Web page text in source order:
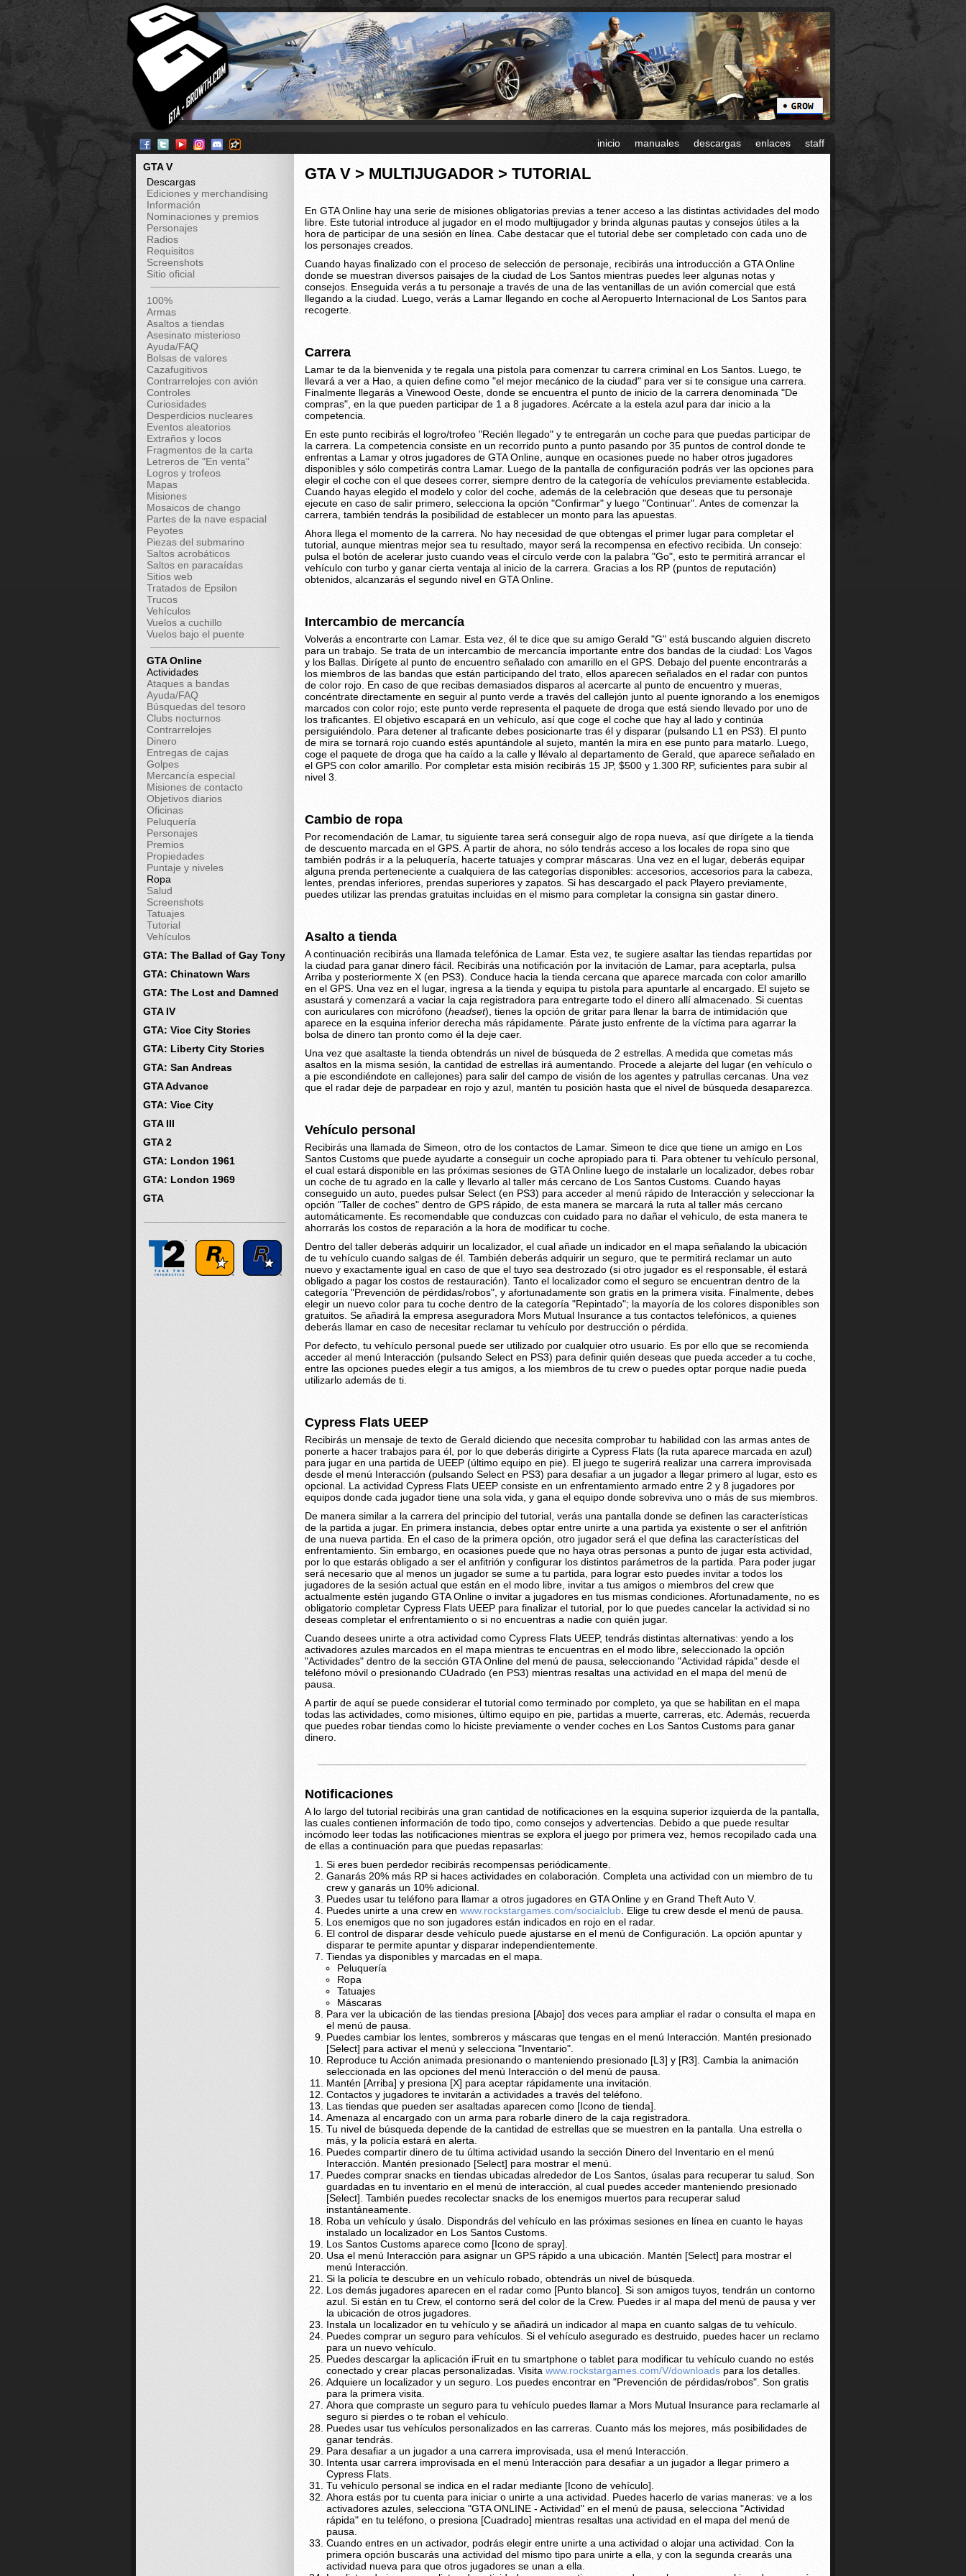
inicio manuales descargas enlaces staff
GTA V
Descargas
Ediciones y merchandising
Información
Nominaciones y premios
Personajes
Radios
Requisitos
Screenshots
Sitio oficial
100%
Armas
Asaltos a tiendas
Asesinato misterioso
Ayuda/FAQ
Bolsas de valores
Cazafugitivos
Contrarrelojes con avión
Controles
Curiosidades
Desperdicios nucleares
Eventos aleatorios
Extraños y locos
Fragmentos de la carta
Letreros de "En venta"
Logros y trofeos
Mapas
Misiones
Mosaicos de chango
Partes de la nave espacial
Peyotes
Piezas del submarino
Saltos acrobáticos
Saltos en paracaídas
Sitios web
Tratados de Epsilon
Trucos
Vehículos
Vuelos a cuchillo
Vuelos bajo el puente
GTA Online
Actividades
Ataques a bandas
Ayuda/FAQ
Búsquedas del tesoro
Clubs nocturnos
Contrarrelojes
Dinero
Entregas de cajas
Golpes
Mercancía especial
Misiones de contacto
Objetivos diarios
Oficinas
Peluquería
Personajes
Premios
Propiedades
Puntaje y niveles
Ropa
Salud
Screenshots
Tatuajes
Tutorial
Vehículos
GTA: The Ballad of Gay Tony
GTA: Chinatown Wars
GTA: The Lost and Damned
GTA IV
GTA: Vice City Stories
GTA: Liberty City Stories
GTA: San Andreas
GTA Advance
GTA: Vice City
GTA III
GTA 2
GTA: London 1961
GTA: London 1969
GTA
GTA V > MULTIJUGADOR > TUTORIAL
En GTA Online hay una serie de misiones obligatorias previas a tener acceso a las distintas actividades del modo
libre. Este tutorial introduce al jugador en el modo multijugador y brinda algunas pautas y consejos útiles a la
hora de participar de una sesión en línea. Cabe destacar que el tutorial debe ser completado con cada uno de
los personajes creados.
Cuando hayas finalizado con el proceso de selección de personaje, recibirás una introducción a GTA Online
donde se muestran diversos paisajes de la ciudad de Los Santos mientras puedes leer algunas notas y
consejos. Enseguida verás a tu personaje a través de una de las ventanillas de un avión comercial que está
llegando a la ciudad. Luego, verás a Lamar llegando en coche al Aeropuerto Internacional de Los Santos para
recogerte.
Carrera
Lamar te da la bienvenida y te regala una pistola para comenzar tu carrera criminal en Los Santos. Luego, te
llevará a ver a Hao, a quien define como "el mejor mecánico de la ciudad" para ver si te consigue una carrera.
Finalmente llegarás a Vinewood Oeste, donde se encuentra el punto de inicio de la carrera denominada "De
compras", en la que pueden participar de 1 a 8 jugadores. Acércate a la estela azul para dar inicio a la
competencia.
En este punto recibirás el logro/trofeo "Recién llegado" y te entregarán un coche para que puedas participar de
la carrera. La competencia consiste en un recorrido punto a punto pasando por 35 puntos de control donde te
enfrentas a Lamar y otros jugadores de GTA Online, aunque en ocasiones puede no haber otros jugadores
disponibles y sólo competirás contra Lamar. Luego de la pantalla de configuración podrás ver las opciones para
elegir el coche con el que desees correr, siempre dentro de la categoría de vehículos previamente establecida.
Cuando hayas elegido el modelo y color del coche, además de la celebración que deseas que tu personaje
ejecute en caso de salir primero, selecciona la opción "Confirmar" y luego "Continuar". Antes de comenzar la
carrera, también tendrás la posibilidad de establecer un monto para las apuestas.
Ahora llega el momento de la carrera. No hay necesidad de que obtengas el primer lugar para completar el
tutorial, aunque mientras mejor sea tu resultado, mayor será la recompensa en efectivo recibida. Un consejo:
pulsa el botón de acelerar justo cuando veas el círculo verde con la palabra "Go", esto te permitirá arrancar el
vehículo con turbo y ganar cierta ventaja al inicio de la carrera. Gracias a los RP (puntos de reputación)
obtenidos, alcanzarás el segundo nivel en GTA Online.
Intercambio de mercancía
Volverás a encontrarte con Lamar. Esta vez, él te dice que su amigo Gerald "G" está buscando alguien discreto
para un trabajo. Se trata de un intercambio de mercancía importante entre dos bandas de la ciudad: Los Vagos
y los Ballas. Dirígete al punto de encuentro señalado con amarillo en el GPS. Debajo del puente encontrarás a
los miembros de las bandas que están participando del trato, ellos aparecen señalados en el radar con puntos
de color rojo. En caso de que recibas demasiados disparos al acercarte al punto de encuentro y mueras,
concéntrate directamente en seguir al punto verde a través del callejón junto al puente ignorando a los enemigos
marcados con color rojo; este punto verde representa el paquete de droga que está siendo llevado por uno de
los traficantes. El objetivo escapará en un vehículo, así que coge el coche que hay al lado y continúa
persiguiéndolo. Para detener al traficante debes posicionarte tras él y disparar (pulsando L1 en PS3). El punto
de mira se tornará rojo cuando estés apuntándole al sujeto, mantén la mira en ese punto para matarlo. Luego,
coge el paquete de droga que ha caído a la calle y llévalo al departamento de Gerald, que aparece señalado en
el GPS con color amarillo. Por completar esta misión recibirás 15 JP, $500 y 1.300 RP, suficientes para subir al
nivel 3.
Cambio de ropa
Por recomendación de Lamar, tu siguiente tarea será conseguir algo de ropa nueva, así que dirígete a la tienda
de descuento marcada en el GPS. A partir de ahora, no sólo tendrás acceso a los locales de ropa sino que
también podrás ir a la peluquería, hacerte tatuajes y comprar máscaras. Una vez en el lugar, deberás equipar
alguna prenda perteneciente a cualquiera de las categorías disponibles: accesorios, accesorios para la cabeza,
lentes, prendas inferiores, prendas superiores y zapatos. Si has descargado el pack Playero previamente,
puedes utilizar las prendas gratuitas incluidas en el mismo para completar la consigna sin gastar dinero.
Asalto a tienda
A continuación recibirás una llamada telefónica de Lamar. Esta vez, te sugiere asaltar las tiendas repartidas por
la ciudad para ganar dinero fácil. Recibirás una notificación por la invitación de Lamar, para aceptarla, pulsa
Arriba y posteriormente X (en PS3). Conduce hacia la tienda cercana que aparece marcada con color amarillo
en el GPS. Una vez en el lugar, ingresa a la tienda y equipa tu pistola para apuntarle al encargado. El sujeto se
asustará y comenzará a vaciar la caja registradora para entregarte todo el dinero allí almacenado. Si cuentas
con auriculares con micrófono (headset), tienes la opción de gritar para llenar la barra de intimidación que
aparece en la esquina inferior derecha más rápidamente. Párate justo enfrente de la víctima para agarrar la
bolsa de dinero tan pronto como él la deje caer.
Una vez que asaltaste la tienda obtendrás un nivel de búsqueda de 2 estrellas. A medida que cometas más
asaltos en la misma sesión, la cantidad de estrellas irá aumentando. Procede a alejarte del lugar (en vehículo o
a pie escondiéndote en callejones) para salir del campo de visión de los agentes y patrullas cercanas. Una vez
que el radar deje de parpadear en rojo y azul, mantén tu posición hasta que el nivel de búsqueda desaparezca.
Vehículo personal
Recibirás una llamada de Simeon, otro de los contactos de Lamar. Simeon te dice que tiene un amigo en Los
Santos Customs que puede ayudarte a conseguir un coche apropiado para ti. Para obtener tu vehículo personal,
el cual estará disponible en las próximas sesiones de GTA Online luego de instalarle un localizador, debes robar
un coche de tu agrado en la calle y llevarlo al taller más cercano de Los Santos Customs. Cuando hayas
conseguido un auto, puedes pulsar Select (en PS3) para acceder al menú rápido de Interacción y seleccionar la
opción "Taller de coches" dentro de GPS rápido, de esta manera se marcará la ruta al taller más cercano
automáticamente. Es recomendable que conduzcas con cuidado para no dañar el vehículo, de esta manera te
ahorrarás los costos de reparación a la hora de modificar tu coche.
Dentro del taller deberás adquirir un localizador, el cual añade un indicador en el mapa señalando la ubicación
de tu vehículo cuando salgas de él. También deberás adquirir un seguro, que te permitirá reclamar un auto
nuevo y exactamente igual en caso de que el tuyo sea destrozado (si otro jugador es el responsable, él estará
obligado a pagar los costos de restauración). Tanto el localizador como el seguro se encuentran dentro de la
categoría "Prevención de pérdidas/robos", y afortunadamente son gratis en la primera visita. Finalmente, debes
elegir un nuevo color para tu coche dentro de la categoría "Repintado"; la mayoría de los colores disponibles son
gratuitos. Se añadirá la empresa aseguradora Mors Mutual Insurance a tus contactos telefónicos, a quienes
deberás llamar en caso de necesitar reclamar tu vehículo por destrucción o pérdida.
Por defecto, tu vehículo personal puede ser utilizado por cualquier otro usuario. Es por ello que se recomienda
acceder al menú Interacción (pulsando Select en PS3) para definir quién deseas que pueda acceder a tu coche,
entre las opciones puedes elegir a tus amigos, a los miembros de tu crew o puedes optar porque nadie pueda
utilizarlo además de ti.
Cypress Flats UEEP
Recibirás un mensaje de texto de Gerald diciendo que necesita comprobar tu habilidad con las armas antes de
ponerte a hacer trabajos para él, por lo que deberás dirigirte a Cypress Flats (la ruta aparece marcada en azul)
para jugar en una partida de UEEP (último equipo en pie). El juego te sugerirá realizar una carrera improvisada
desde el menú Interacción (pulsando Select en PS3) para desafiar a un jugador a llegar primero al lugar, esto es
opcional. La actividad Cypress Flats UEEP consiste en un enfrentamiento armado entre 2 y 8 jugadores por
equipos donde cada jugador tiene una sola vida, y gana el equipo donde sobreviva uno o más de sus miembros.
De manera similar a la carrera del principio del tutorial, verás una pantalla donde se definen las características
de la partida a jugar. En primera instancia, debes optar entre unirte a una partida ya existente o ser el anfitrión
de una nueva partida. En el caso de la primera opción, otro jugador será el que defina las características del
enfrentamiento. Sin embargo, en ocasiones puede que no haya otras personas a punto de jugar esta actividad,
por lo que estarás obligado a ser el anfitrión y configurar los distintos parámetros de la partida. Para poder jugar
será necesario que al menos un jugador se sume a tu partida, para lograr esto puedes invitar a todos los
jugadores de la sesión actual que están en el modo libre, invitar a tus amigos o miembros del crew que
actualmente estén jugando GTA Online o invitar a jugadores en tus mismas condiciones. Afortunadamente, no es
obligatorio completar Cypress Flats UEEP para finalizar el tutorial, por lo que puedes cancelar la actividad si no
deseas completar el enfrentamiento o si no encuentras a nadie con quién jugar.
Cuando desees unirte a otra actividad como Cypress Flats UEEP, tendrás distintas alternativas: yendo a los
activadores azules marcados en el mapa mientras te encuentras en el modo libre, seleccionado la opción
"Actividades" dentro de la sección GTA Online del menú de pausa, seleccionando "Actividad rápida" desde el
teléfono móvil o presionando CUadrado (en PS3) mientras resaltas una actividad en el mapa del menú de
pausa.
A partir de aquí se puede considerar el tutorial como terminado por completo, ya que se habilitan en el mapa
todas las actividades, como misiones, último equipo en pie, partidas a muerte, carreras, etc. Además, recuerda
que puedes robar tiendas como lo hiciste previamente o vender coches en Los Santos Customs para ganar
dinero.
Notificaciones
A lo largo del tutorial recibirás una gran cantidad de notificaciones en la esquina superior izquierda de la pantalla,
las cuales contienen información de todo tipo, como consejos y advertencias. Debido a que puede resultar
incómodo leer todas las notificaciones mientras se explora el juego por primera vez, hemos recopilado cada una
de ellas a continuación para que puedas repasarlas:
Si eres buen perdedor recibirás recompensas periódicamente.
Ganarás 20% más RP si haces actividades en colaboración. Completa una actividad con un miembro de tu
crew y ganarás un 10% adicional.
Puedes usar tu teléfono para llamar a otros jugadores en GTA Online y en Grand Theft Auto V.
Puedes unirte a una crew en www.rockstargames.com/socialclub . Elige tu crew desde el menú de pausa.
Los enemigos que no son jugadores están indicados en rojo en el radar.
El control de disparar desde vehículo puede ajustarse en el menú de Configuración. La opción apuntar y
disparar te permite apuntar y disparar independientemente.
Tiendas ya disponibles y marcadas en el mapa.
Peluquería
Ropa
Tatuajes
Máscaras
Para ver la ubicación de las tiendas presiona [Abajo] dos veces para ampliar el radar o consulta el mapa en
el menú de pausa.
Puedes cambiar los lentes, sombreros y máscaras que tengas en el menú Interacción. Mantén presionado
[Select] para activar el menú y selecciona "Inventario".
Reproduce tu Acción animada presionando o manteniendo presionado [L3] y [R3]. Cambia la animación
seleccionada en las opciones del menú Interacción o del menú de pausa.
Mantén [Arriba] y presiona [X] para aceptar rápidamente una invitación.
Contactos y jugadores te invitarán a actividades a través del teléfono.
Las tiendas que pueden ser asaltadas aparecen como [Icono de tienda].
Amenaza al encargado con un arma para robarle dinero de la caja registradora.
Tu nivel de búsqueda depende de la cantidad de estrellas que se muestren en la pantalla. Una estrella o
más, y la policía estará en alerta.
Puedes compartir dinero de tu última actividad usando la sección Dinero del Inventario en el menú
Interacción. Mantén presionado [Select] para mostrar el menú.
Puedes comprar snacks en tiendas ubicadas alrededor de Los Santos, úsalas para recuperar tu salud. Son
guardadas en tu inventario en el menú de interacción, al cual puedes acceder manteniendo presionado
[Select]. También puedes recolectar snacks de los enemigos muertos para recuperar salud
instantáneamente.
Roba un vehículo y úsalo. Dispondrás del vehículo en las próximas sesiones en línea en cuanto le hayas
instalado un localizador en Los Santos Customs.
Los Santos Customs aparece como [Icono de spray].
Usa el menú Interacción para asignar un GPS rápido a una ubicación. Mantén [Select] para mostrar el
menú Interacción.
Si la policía te descubre en un vehículo robado, obtendrás un nivel de búsqueda.
Los demás jugadores aparecen en el radar como [Punto blanco]. Si son amigos tuyos, tendrán un contorno
azul. Si están en tu Crew, el contorno será del color de la Crew. Puedes ir al mapa del menú de pausa y ver
la ubicación de otros jugadores.
Instala un localizador en tu vehículo y se añadirá un indicador al mapa en cuanto salgas de tu vehículo.
Puedes comprar un seguro para vehículos. Si el vehículo asegurado es destruido, puedes hacer un reclamo
para un nuevo vehículo.
Puedes descargar la aplicación iFruit en tu smartphone o tablet para modificar tu vehículo cuando no estés
conectado y crear placas personalizadas. Visita www.rockstargames.com/V/downloads para los detalles.
Adquiere un localizador y un seguro. Los puedes encontrar en "Prevención de pérdidas/robos". Son gratis
para la primera visita.
Ahora que compraste un seguro para tu vehículo puedes llamar a Mors Mutual Insurance para reclamarle al
seguro si pierdes o te roban el vehículo.
Puedes usar tus vehículos personalizados en las carreras. Cuanto más los mejores, más posibilidades de
ganar tendrás.
Para desafiar a un jugador a una carrera improvisada, usa el menú Interacción.
Intenta usar carrera improvisada en el menú Interacción para desafiar a un jugador a llegar primero a
Cypress Flats.
Tu vehículo personal se indica en el radar mediante [Icono de vehículo].
Ahora estás por tu cuenta para iniciar o unirte a una actividad. Puedes hacerlo de varias maneras: ve a los
activadores azules, selecciona "GTA ONLINE - Actividad" en el menú de pausa, selecciona "Actividad
rápida" en tu teléfono, o presiona [Cuadrado] mientras resaltas una actividad en el mapa del menú de
pausa.
Cuando entres en un activador, podrás elegir entre unirte a una actividad o alojar una actividad. Con la
primera opción buscarás una actividad del mismo tipo para unirte a ella, y con la segunda crearás una
actividad nueva para que otros jugadores se unan a ella.